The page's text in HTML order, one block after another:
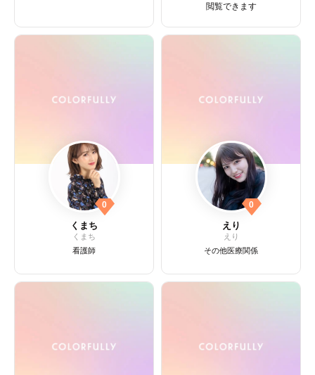
閲覧できます
0
くまち
くまち
看護師
0
えり
えり
その他医療関係